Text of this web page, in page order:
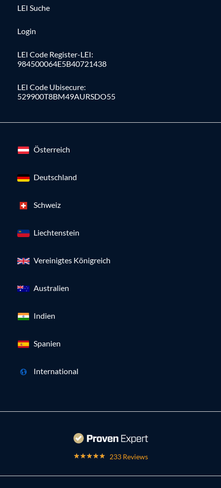
LEI Suche
Login
LEI Code Register-LEI:
984500064E5B40721438
LEI Code Ubisecure:
529900T8BM49AURSDO55
Österreich
Deutschland
Schweiz
Liechtenstein
Vereinigtes Königreich
Australien
Indien
Spanien
International
233 Reviews